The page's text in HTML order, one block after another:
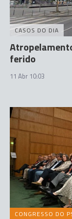
CASOS DO DIA
ferido
11 Abr 10:03
CONGRESSO DO